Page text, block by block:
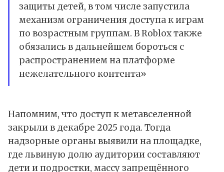
защиты детей, в том числе запустила
механизм ограничения доступа к играм
по возрастным группам. В Roblox также
обязались в дальнейшем бороться с
распространением на платформе
нежелательного контента»
Напомним, что доступ к метавселенной
закрыли в декабре 2025 года. Тогда
надзорные органы выявили на площадке,
где львиную долю аудитории составляют
дети и подростки, массу запрещённого